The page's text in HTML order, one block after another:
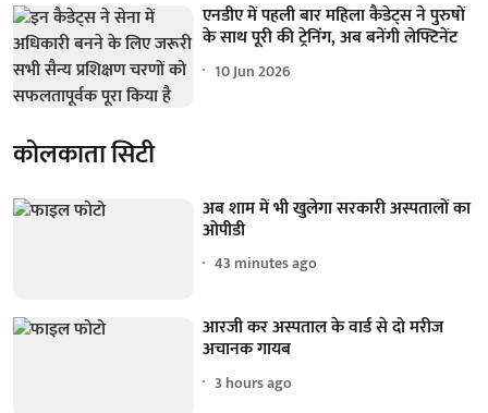
एनडीए में पहली बार महिला कैडेट्स ने पुरुषों
के साथ पूरी की ट्रेनिंग, अब बनेंगी लेफ्टिनेंट
10 Jun 2026
कोलकाता सिटी
अब शाम में भी खुलेगा सरकारी अस्पतालों का
ओपीडी
43 minutes ago
आरजी कर अस्पताल के वार्ड से दो मरीज
अचानक गायब
3 hours ago